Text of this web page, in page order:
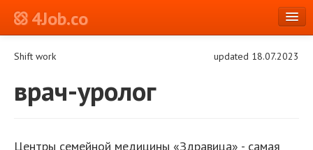
4Job.co
Shift work updated 18.07.2023
врач-уролог
Центры семейной медицины «Здравица» - самая